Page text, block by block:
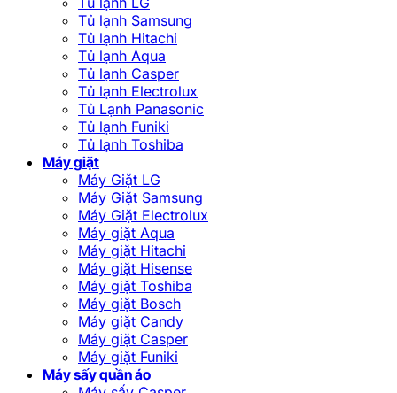
Tủ lạnh Samsung
Tủ lạnh Hitachi
Tủ lạnh Aqua
Tủ lạnh Casper
Tủ lạnh Electrolux
Tủ Lạnh Panasonic
Tủ lạnh Funiki
Tủ lạnh Toshiba
Máy giặt
Máy Giặt LG
Máy Giặt Samsung
Máy Giặt Electrolux
Máy giặt Aqua
Máy giặt Hitachi
Máy giặt Hisense
Máy giặt Toshiba
Máy giặt Bosch
Máy giặt Candy
Máy giặt Casper
Máy giặt Funiki
Máy sấy quần áo